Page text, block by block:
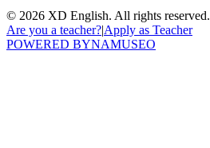
© 2026 XD English. All rights reserved.
Are you a teacher?|Apply as Teacher
POWERED BYNAMUSEO